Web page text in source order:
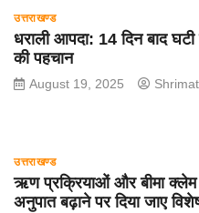
उत्तराखण्ड
धराली आपदा: 14 दिन बाद
की पहचान
August 19, 2025
उत्तराखण्ड
ऋण प्रक्रियाओं और बीमा
अनुपात बढ़ाने पर दिया जाए